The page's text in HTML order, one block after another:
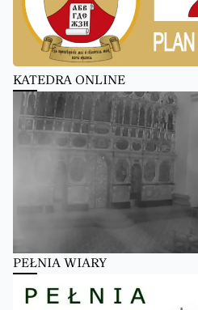
KATEDRA ONLINE
PEŁNIA WIARY